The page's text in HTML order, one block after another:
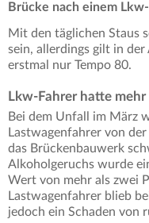
Brücke nach einem
Mit den täglichen Staus
sein, allerdings gilt in
erstmal nur Tempo 80.
Lkw-Fahrer hatte
Bei dem Unfall im März
Lastwagenfahrer von
das Brückenbauwerk
Alkoholgeruchs wurde
Wert von mehr als zwei
Lastwagenfahrer blieb
jedoch ein Schaden von